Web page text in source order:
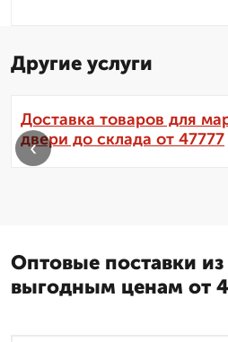
Другие услуги
Доставка товаров для
двери до склада от 47777
‹
Оптовые поставки
выгодным ценам от